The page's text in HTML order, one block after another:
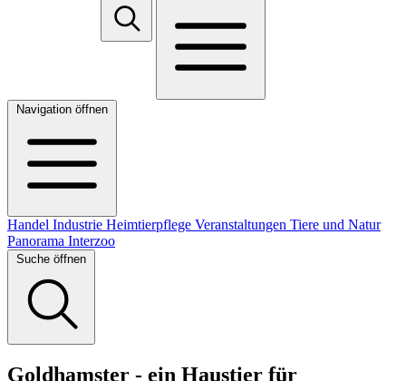
Navigation öffnen
Handel Industrie Heimtierpflege Veranstaltungen Tiere und Natur
Panorama Interzoo
Suche öffnen
Goldhamster - ein Haustier für